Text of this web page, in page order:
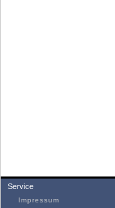
Service
Impressum